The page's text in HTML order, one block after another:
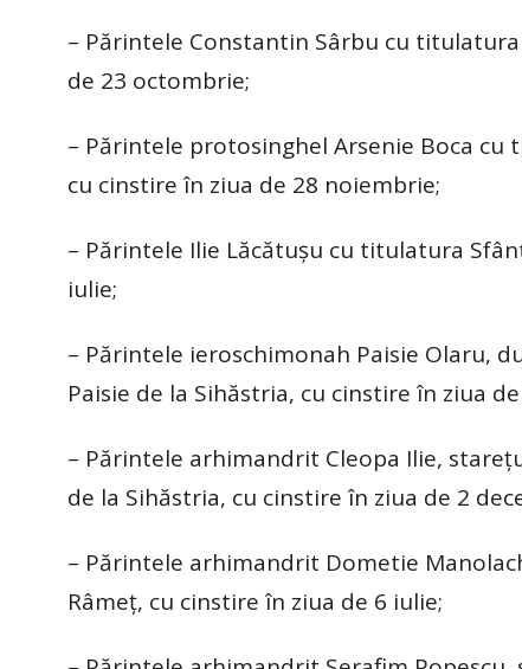
– Părintele Constantin Sârbu cu
de 23 octombrie;
– Părintele protosinghel Arsenie Boca
cu cinstire în ziua de 28 noiembrie;
– Părintele Ilie Lăcătuşu cu titulatura
iulie;
– Părintele ieroschimonah Paisie Olaru,
Paisie de la Sihăstria, cu cinstire în ziua
– Părintele arhimandrit Cleopa Ilie,
de la Sihăstria, cu cinstire în ziua de 2
– Părintele arhimandrit Dometie
Râmeţ, cu cinstire în ziua de 6 iulie;